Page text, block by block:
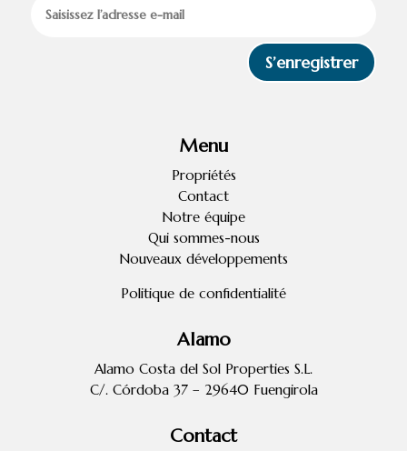
S’enregistrer
Menu
Propriétés
Contact
Notre équipe
Qui sommes-nous
Nouveaux développements
Politique de confidentialité
Alamo
Alamo Costa del Sol Properties S.L.
C/. Córdoba 37 – 29640 Fuengirola
Contact